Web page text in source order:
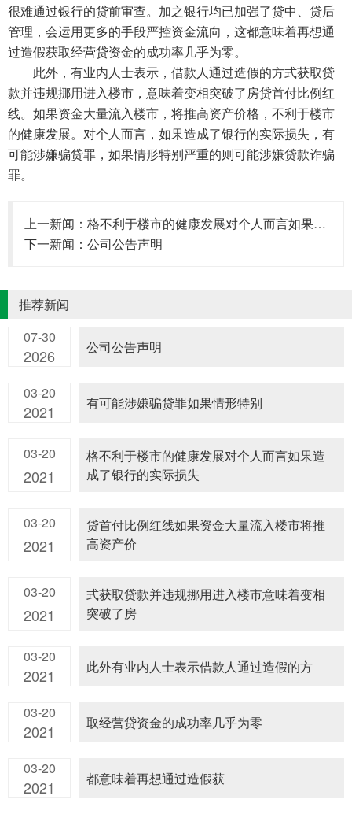
很难通过银行的贷前审查。加之银行均已加强了贷中、贷后
管理，会运用更多的手段严控资金流向，这都意味着再想通
过造假获取经营贷资金的成功率几乎为零。
此外，有业内人士表示，借款人通过造假的方式获取贷
款并违规挪用进入楼市，意味着变相突破了房贷首付比例红
线。如果资金大量流入楼市，将推高资产价格，不利于楼市
的健康发展。对个人而言，如果造成了银行的实际损失，有
可能涉嫌骗贷罪，如果情形特别严重的则可能涉嫌贷款诈骗
罪。
上一新闻： 格不利于楼市的健康发展对个人而言如果造成了银行的实际损失
下一新闻： 公司公告声明
推荐新闻
07-30
2026 公司公告声明
03-20
2021 有可能涉嫌骗贷罪如果情形特别
03-20
2021
格不利于楼市的健康发展对个人而言如果造
成了银行的实际损失
03-20
2021
贷首付比例红线如果资金大量流入楼市将推
高资产价
03-20
2021
式获取贷款并违规挪用进入楼市意味着变相
突破了房
03-20
2021 此外有业内人士表示借款人通过造假的方
03-20
2021 取经营贷资金的成功率几乎为零
03-20
2021 都意味着再想通过造假获